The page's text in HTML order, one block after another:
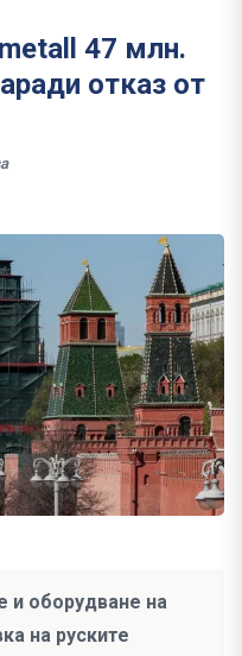
47 млн.
отказ от
и оборудване на
на руските